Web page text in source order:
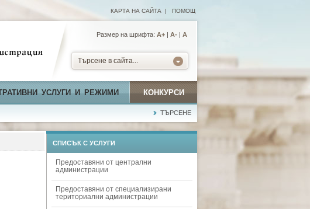
КАРТА НА САЙТА | ПОМОЩ
Размер на шрифта: А+ | A- | A
Търсене в сайта...
УСЛУГИ И РЕЖИМИ КОНКУРСИ
ТЪРСЕНЕ
СПИСЪК С УСЛУГИ
Предоставяни от централни
администрации
Предоставяни от специализирани
териториални администрации